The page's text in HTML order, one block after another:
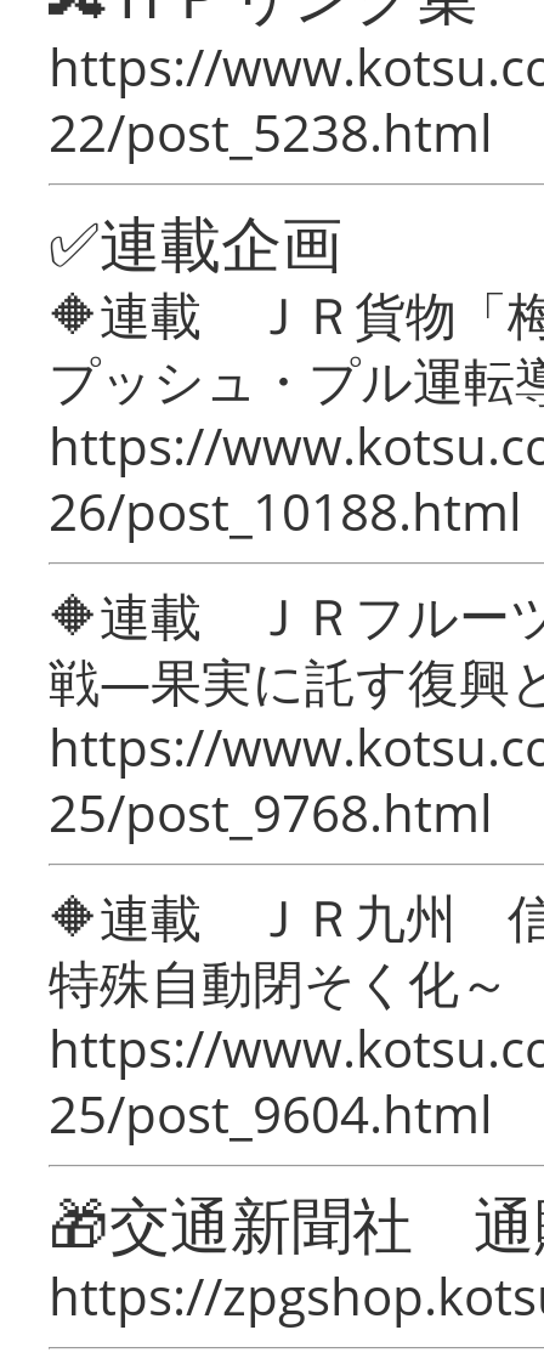
https://
22/post_5238.html
✅連載企画
🔶連載 ＪＲ貨物「
プッシュ・プル運転
https://
26/post_10188.html
🔶連載 ＪＲフルー
戦―果実に託す復興
https://
25/post_9768.html
🔶連載 ＪＲ九州 信
特殊自動閉そく化～
https://
25/post_9604.html
🎁交通新聞社
https://